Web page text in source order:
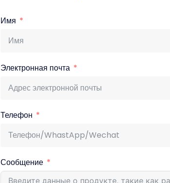
Имя
Электронная почта
Телефон
Сообщение